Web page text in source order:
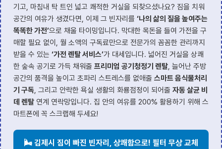
기고, 마침내 탁 트인 넓고 쾌적한 거실을 되찾으셨나요? 짐을 치워
공간의 여유가 생겼다면, 이제 그 빈자리를 ‘나의 삶의 질을 높여주는
똑똑한 가전’으로 채울 타이밍입니다. 막대한 목돈을 들여 가전을 구
매할 필요 없이, 월 소액의 구독료만으로 전문가의 꼼꼼한 관리까지
받을 수 있는 ‘가전 렌탈 서비스’가 대세입니다. 넓어진 거실을 상쾌
한 숲속 공기로 가득 채워줄 프리미엄 공기청정기 렌탈 , 늘어난 주방
공간의 품격을 높이고 초파리 스트레스를 없애줄 스마트 음식물처리
기 구독 , 그리고 안락한 욕실 생활의 화룡점정이 되어줄 자동 살균 비
데 렌탈 연계 연락망입니다. 집 안의 여유를 200% 활용하기 위해 스
마트폰에 꼭 스크랩해 두세요!
🌬️ 김제시 짐이 빠진 빈자리, 상쾌함으로! 필터 무상 교체